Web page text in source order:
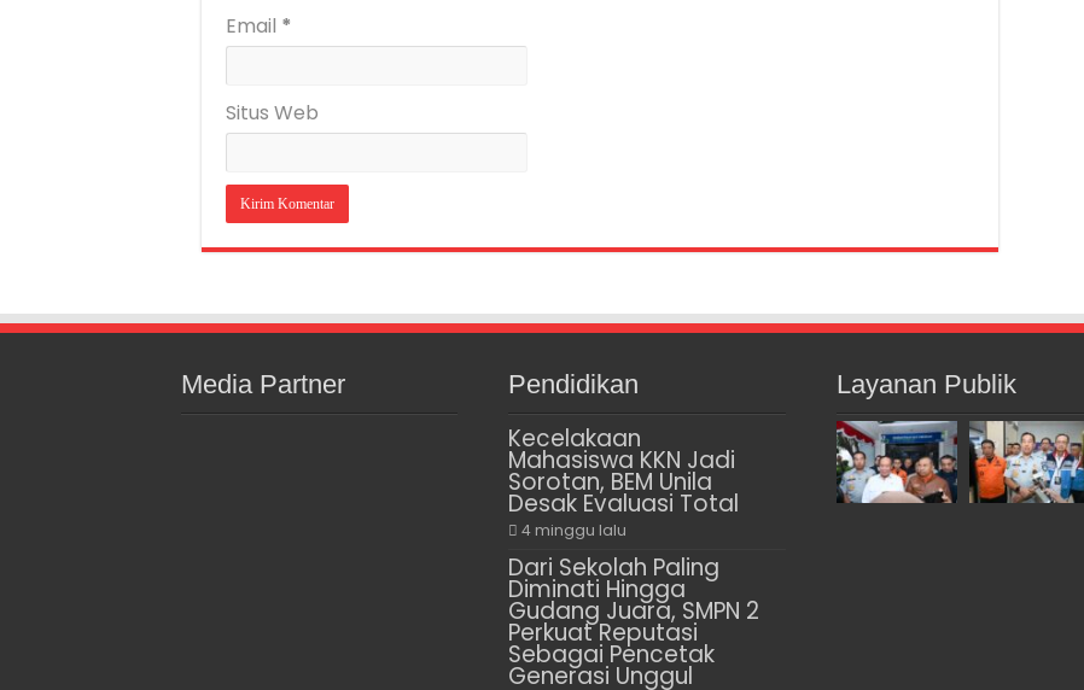
Email *
Situs Web
Media Partner Pendidikan
Kecelakaan
Mahasiswa KKN Jadi
Sorotan, BEM Unila
Desak Evaluasi Total
4 minggu lalu
Dari Sekolah Paling
Diminati Hingga
Gudang Juara, SMPN 2
Perkuat Reputasi
Sebagai Pencetak
Generasi Unggul
Layanan Publik